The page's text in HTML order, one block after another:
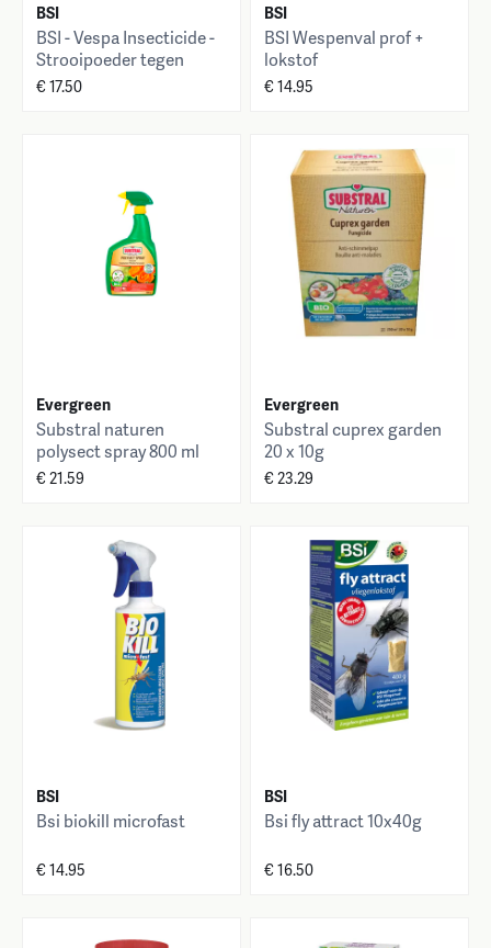
BSI
BSI - Vespa Insecticide -
Strooipoeder tegen
Mieren en Kakkerlakken -
€ 17.50
BSI
BSI Wespenval prof +
lokstof
€ 14.95
Evergreen
Substral naturen
polysect spray 800 ml
€ 21.59
Evergreen
Substral cuprex garden
20 x 10g
€ 23.29
BSI
Bsi biokill microfast
€ 14.95
BSI
Bsi fly attract 10x40g
€ 16.50